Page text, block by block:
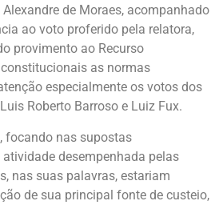
de Moraes, acompanhado
ao voto proferido pela relatora,
provimento ao Recurso
as normas
especialmente os votos dos
Roberto Barroso e Luiz Fux.
focando nas supostas
desempenhada pelas
nas suas palavras, estariam
de sua principal fonte de custeio,